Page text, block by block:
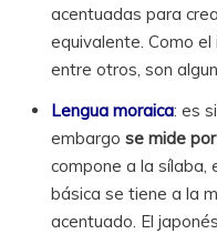
acentuadas para
equivalente. Como el
entre otros, son
Lengua moraica: es
embargo se mide
compone a la sílaba,
básica se tiene a la
acentuado. El